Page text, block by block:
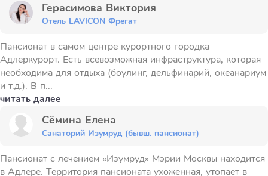
Герасимова Виктория
Отель LAVICON Фрегат
Пансионат в самом центре курортного городка
Адлеркурорт. Есть всевозможная инфраструктура, которая
необходима для отдыха (боулинг, дельфинарий, океанариум
и т.д.). В п...
читать далее
Сёмина Елена
Санаторий Изумруд (бывш. пансионат)
Пансионат с лечением «Изумруд» Мэрии Москвы находится
в Адлере. Территория пансионата ухоженная, утопает в